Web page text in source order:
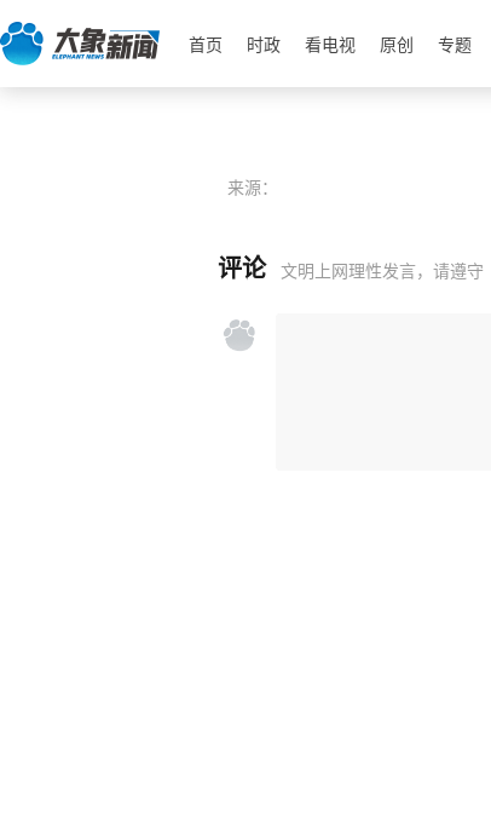
首页 时政 看电视 原创 专题
来源：
评论 文明上网理性发言，请遵守